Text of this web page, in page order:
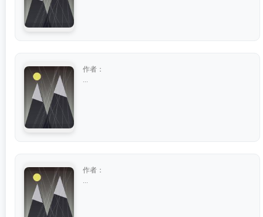
作者：
作者：